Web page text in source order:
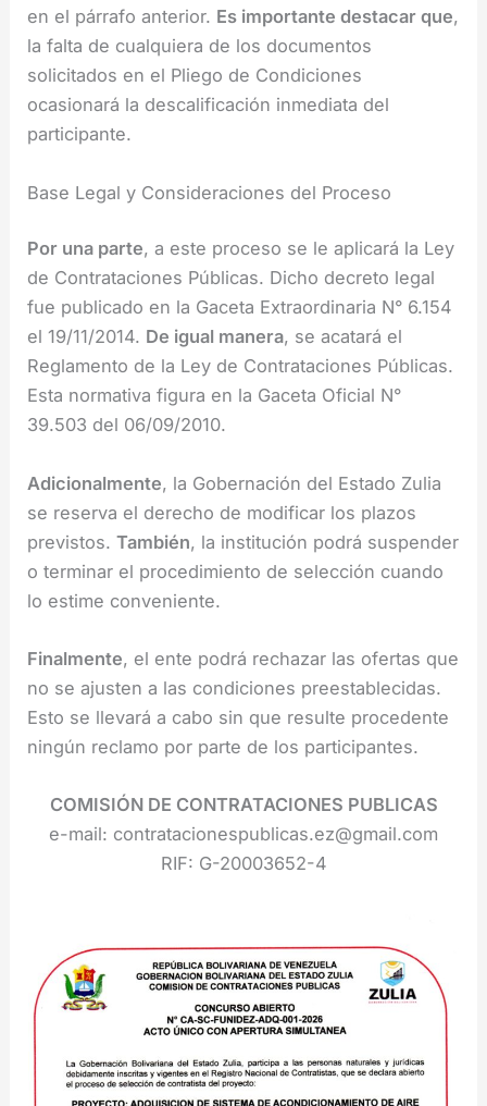
en el párrafo anterior. Es importante destacar que,
la falta de cualquiera de los documentos
solicitados en el Pliego de Condiciones
ocasionará la descalificación inmediata del
participante.
Base Legal y Consideraciones del Proceso
Por una parte, a este proceso se le aplicará la Ley
de Contrataciones Públicas. Dicho decreto legal
fue publicado en la Gaceta Extraordinaria N° 6.154
el 19/11/2014. De igual manera, se acatará el
Reglamento de la Ley de Contrataciones Públicas.
Esta normativa figura en la Gaceta Oficial N°
39.503 del 06/09/2010.
Adicionalmente, la Gobernación del Estado Zulia
se reserva el derecho de modificar los plazos
previstos.También, la institución podrá suspender
o terminar el procedimiento de selección cuando
lo estime conveniente.
Finalmente, el ente podrá rechazar las ofertas que
no se ajusten a las condiciones preestablecidas.
Esto se llevará a cabo sin que resulte procedente
ningún reclamo por parte de los participantes.
COMISIÓN DE CONTRATACIONES PUBLICAS
e-mail: contratacionespublicas.ez@gmail.com
RIF: G-20003652-4